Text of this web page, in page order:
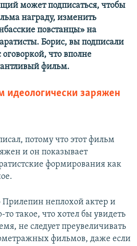
может подписаться, чтобы
награду, изменить
повстанцы» на
Борис, вы подписали
что вполне
фильм.
идеологически заряжен
потому что этот фильм
и он показывает
формирования как
неплохой актер и
то такое, что хотел бы увидеть
не следует преувеличивать
фильмов, даже если